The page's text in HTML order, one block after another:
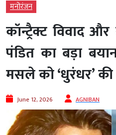
मनोरंजन
कॉन्ट्रैक्ट विवाद
पंडित का बड़ा
मसले को ‘धुरंधर’
June 12, 2026 AGNIBAN